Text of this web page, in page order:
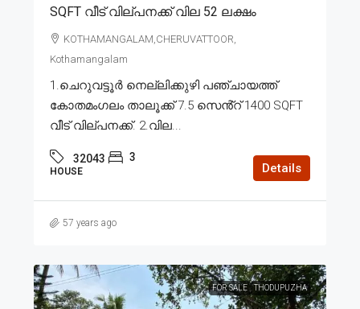
SQFT വീട് വില്പനക്ക് വില 52 ലക്ഷം
KOTHAMANGALAM,CHERUVATTOOR,
Kothamangalam
1.ചെറുവട്ടൂർ നെല്ലിക്കുഴി പഞ്ചായത്ത്
കോതമംഗലം താലൂക്ക് 7.5 സെൻ്റ് 1400 SQFT
വീട് വില്പനക്ക്. 2.വില...
32043 3
HOUSE Details
57 years ago
FOR SALE THODUPUZHA